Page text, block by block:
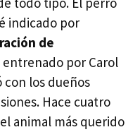
indicado por
de
entrenado por Carol
con los dueños
Hace cuatro
animal más querido